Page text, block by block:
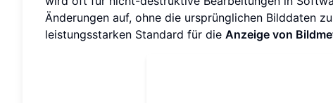
Änderungen auf, ohne die ursprünglichen Bilddaten
leistungsstarken Standard für die Anzeige von